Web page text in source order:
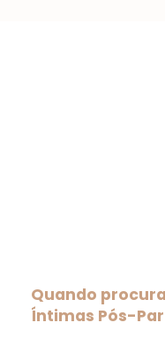
Quando
Íntimas Pós-